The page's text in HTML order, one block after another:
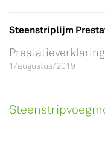
Steenstriplijm
Prestatieverklaring
1/augustus/2019